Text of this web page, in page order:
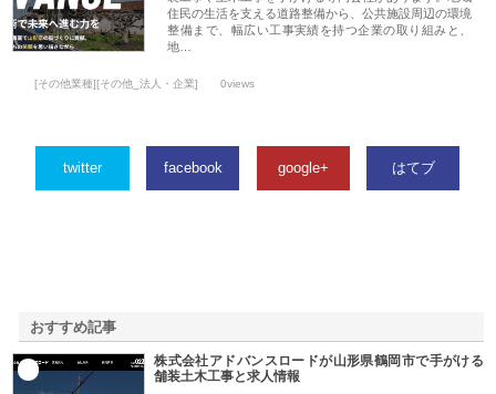
住民の生活を支える道路整備から、公共施設周辺の環境
整備まで、幅広い工事実績を持つ企業の取り組みと、
地…
[その他業種][その他_法人・企業] 0views
twitter facebook google+ はてブ
おすすめ記事
株式会社アドバンスロードが山形県鶴岡市で手がける
舗装土木工事と求人情報